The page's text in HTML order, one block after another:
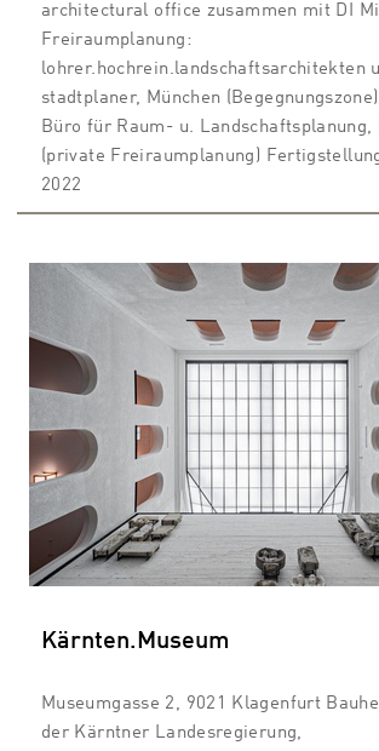
architectural office zusammen mit DI
Freiraumplanung:
lohrer.hochrein.landschaftsarchitekten
stadtplaner, München
Büro für Raum- u. Landschaftsplanung,
(private Freiraumplanung)
2022
Kärnten.Museum
Museumgasse 2, 9021 Klagenfurt
der Kärntner Landesregierung,